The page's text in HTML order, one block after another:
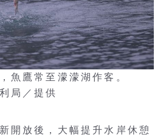
魚鷹常至濛濛湖作客。
局／提供
開放後，大幅提升水岸休憩